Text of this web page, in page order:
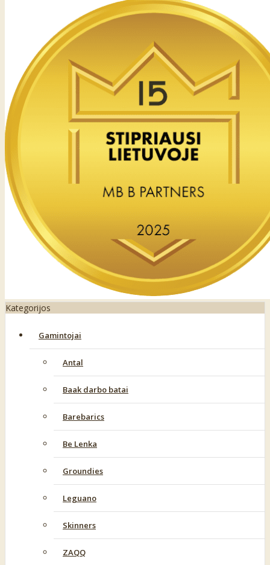
Kategorijos
Gamintojai
Antal
Baak darbo batai
Barebarics
Be Lenka
Groundies
Leguano
Skinners
ZAQQ